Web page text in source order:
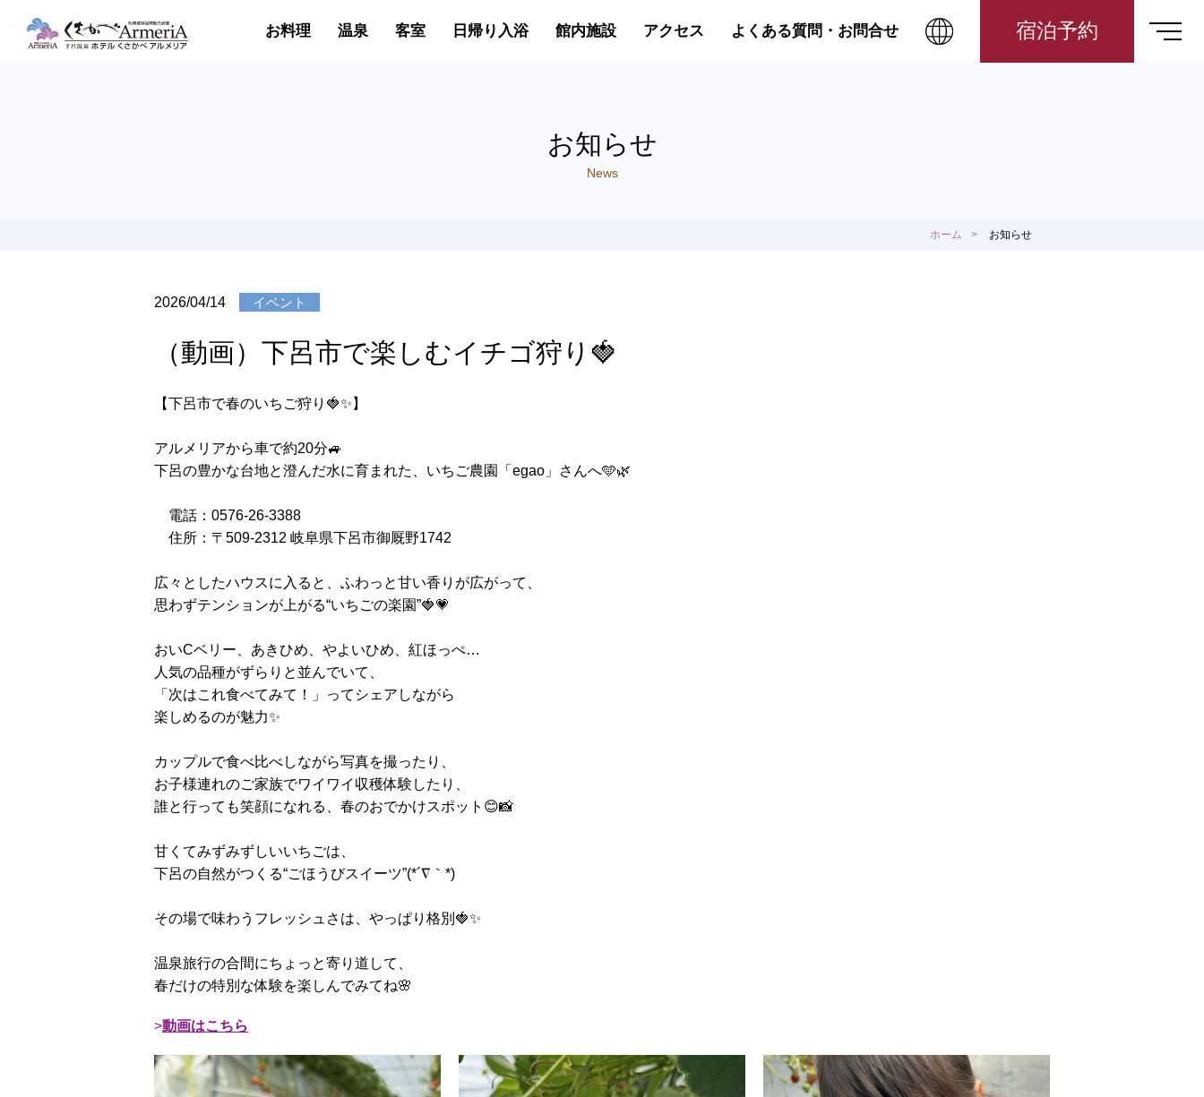
お料理 温泉 客室 日帰り入浴 館内施設 アクセス よくある質問・お問合せ 宿泊予約
お知らせ
News
ホーム お知らせ
2026/04/14 イベント
（動画）下呂市で楽しむイチゴ狩り🍓
【下呂市で春のいちご狩り🍓✨】
アルメリアから車で約20分🚙
下呂の豊かな台地と澄んだ水に育まれた、いちご農園「egao」さんへ🩵🌿
電話：0576-26-3388
住所：〒509-2312 岐阜県下呂市御厩野1742
広々としたハウスに入ると、ふわっと甘い香りが広がって、
思わずテンションが上がる“いちごの楽園”🍓💗
おいCベリー、あきひめ、やよいひめ、紅ほっぺ…
人気の品種がずらりと並んでいて、
「次はこれ食べてみて！」ってシェアしながら
楽しめるのが魅力✨
カップルで食べ比べしながら写真を撮ったり、
お子様連れのご家族でワイワイ収穫体験したり、
誰と行っても笑顔になれる、春のおでかけスポット😊📸
甘くてみずみずしいいちごは、
下呂の自然がつくる“ごほうびスイーツ”(*´∇｀*)
その場で味わうフレッシュさは、やっぱり格別🍓✨
温泉旅行の合間にちょっと寄り道して、
春だけの特別な体験を楽しんでみてね🌸
動画はこちら